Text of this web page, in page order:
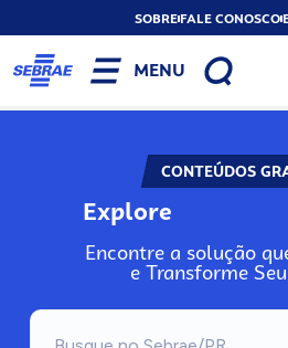
SOBREFALE CONOSCO
MENU
CONTEÚDOS
Explore
Encontre a solução
e Transforme